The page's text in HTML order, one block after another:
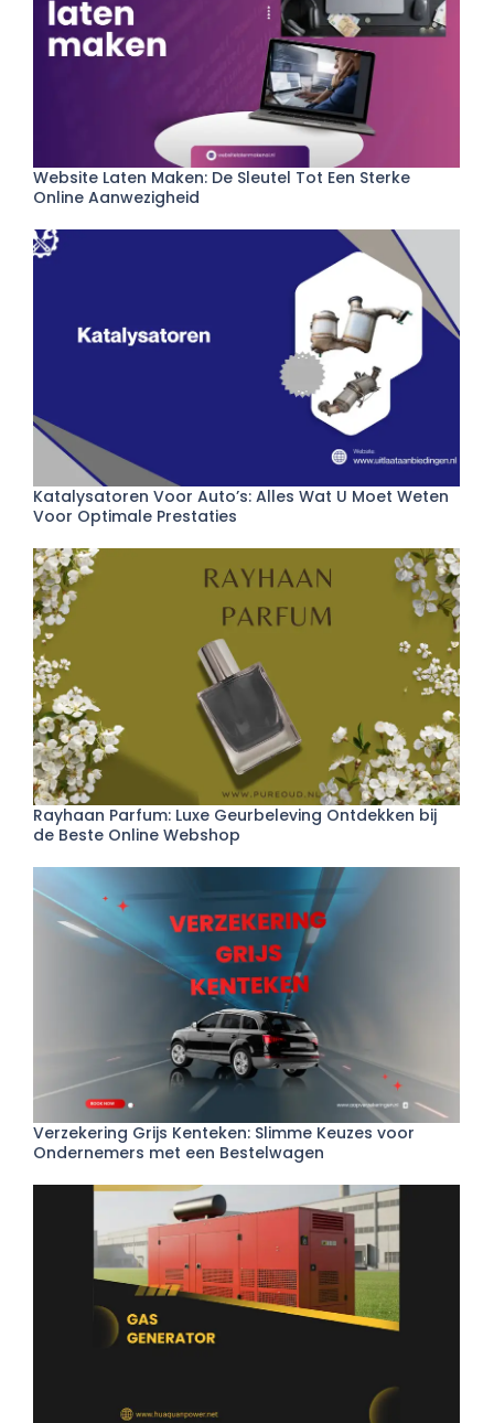
Website Laten Maken: De Sleutel Tot Een Sterke
Online Aanwezigheid
Katalysatoren Voor Auto’s: Alles Wat U Moet Weten
Voor Optimale Prestaties
Rayhaan Parfum: Luxe Geurbeleving Ontdekken bij
de Beste Online Webshop
Verzekering Grijs Kenteken: Slimme Keuzes voor
Ondernemers met een Bestelwagen